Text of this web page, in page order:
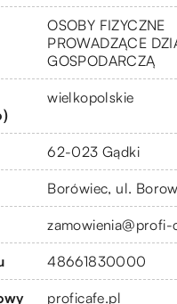
OSOBY FIZYCZNE
PROWADZĄCE
GOSPODARCZĄ
wielkopolskie
62-023 Gądki
Borówiec, ul.
zamowienia@profi-
48661830000
proficafe.pl